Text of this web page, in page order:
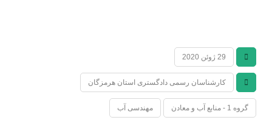
29 ژوئن 2020
کارشناسان رسمی دادگستری استان هرمزگان
گروه 1 - منابع آب و معادن مهندسی آب